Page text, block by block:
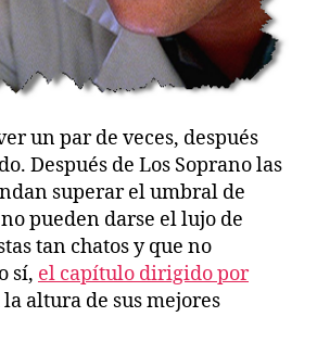
un par de veces, después
Después de Los Soprano las
superar el umbral de
pueden darse el lujo de
tan chatos y que no
sí, el capítulo dirigido por
la altura de sus mejores